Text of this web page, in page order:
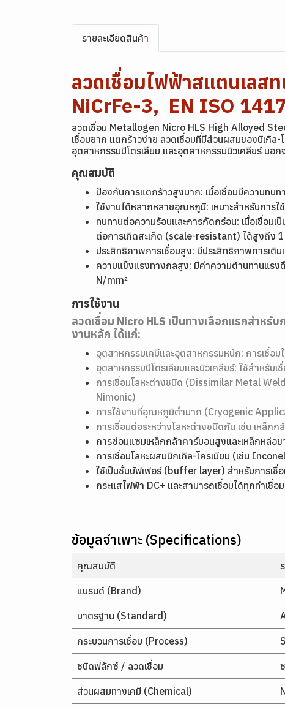
รายละเอียดสินค้า
ลวดเชื่อมไฟฟ้าสแตนเล
NiCrFe-3, EN ISO
ลวดเชื่อม Metallogen Nicro HLS High Alloyed
เชื่อมยาก แตกร้าวง่าย ลวดเชื่อมที่มีส่วนผสมของนิเกิล-
อุตสาหกรรมปิโตรเลียม และอุตสาหกรรมนิวเคลียร์ นอ
คุณสมบัติ
ป้องกันการแตกร้าวสูงมาก: เนื้อเชื่อมมีความท
ใช้งานได้หลากหลายอุณหภูมิ: เหมาะสำหรับกา
ทนทานต่อความร้อนและการกัดกร่อน: เนื้อเชื่อม
ต่อการเกิดสะเก็ด (scale-resistant) ได้สูงถึง
ประสิทธิภาพการเชื่อมสูง: มีประสิทธิภาพการเติ
ความแข็งแรงทางกลสูง: มีค่าความต้านทานแ
N/mm²
การใช้งาน
ลวดเชื่อม Nicro HLS เป็นทางเลือกแรกสำหรั
งานหลัก ได้แก่:
อุตสาหกรรมเคมีและอุตสาหกรรมหนัก: การเชื่อม
อุตสาหกรรมปิโตรเลียมและนิวเคลียร์: ใช้สำหรั
การเชื่อมโลหะต่างชนิด (Dissimilar Metal
Nimonic)
การใช้งานที่อุณหภูมิต่ำมาก (Cryogenic
การเชื่อมต่อระหว่างโลหะต่างชนิดกัน เช่น เหล็ก
การซ่อมแซมเหล็กกล้าคาร์บอนสูงและเหล็กหล่อข
การเชื่อมโลหะผสมนิกเกิล-โครเมียม (เช่น
ใช้เป็นชั้นบัฟเฟอร์ (buffer layer) สำหรับการเชื่
กระแสไฟฟ้า DC+ และสามารถเชื่อมได้ทุกท่าเชื่อ
ข้อมูลจำเพาะ (Specifications)
คุณสมบัติ
แบรนด์ (Brand)
มาตรฐาน (Standard)
กระบวนการเชื่อม (Process)
ชนิดฟลักซ์ / ลวดเชื่อม
ส่วนผสมทางเคมี (Chemical)